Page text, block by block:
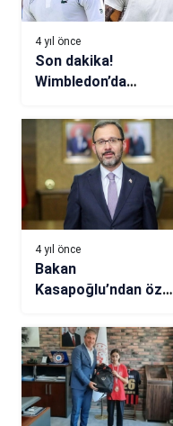
4 yıl önce
Son dakika!
Wimbledon’da
Djokovic
4 yıl önce
Bakan
Kasapoğlu’ndan özel
mesajı